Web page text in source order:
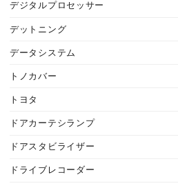
デジタルプロセッサー
デットニング
データシステム
トノカバー
トヨタ
ドアカーテシランプ
ドアスタビライザー
ドライブレコーダー